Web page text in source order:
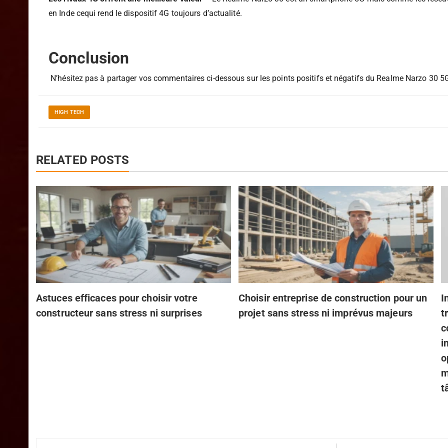
en Inde cequi rend le dispositif 4G toujours d’actualité.
Conclusion
N’hésitez pas à partager vos commentaires ci-dessous sur les points positifs et négatifs du Realme Narzo 30
HIGH TECH
RELATED POSTS
Astuces efficaces pour choisir votre
constructeur sans stress ni surprises
Choisir entreprise de construction pour un
projet sans stress ni imprévus majeurs